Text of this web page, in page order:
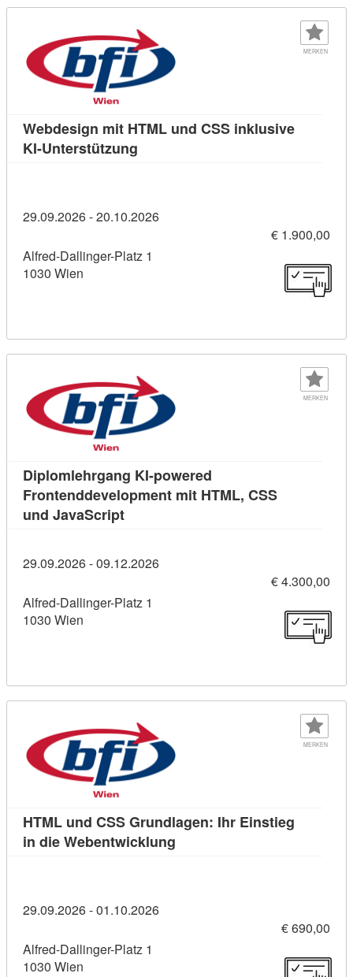
MERKEN
Webdesign mit HTML und CSS inklusive
KI-Unterstützung
29.09.2026 - 20.10.2026
€ 1.900,00
Alfred-Dallinger-Platz 1
1030 Wien
MERKEN
Diplomlehrgang KI-powered
Frontenddevelopment mit HTML, CSS
und JavaScriptKursdetail: Diplomlehrgang KI-
29.09.2026 - 09.12.2026
€ 4.300,00
Alfred-Dallinger-Platz 1
1030 Wien
MERKEN
HTML und CSS Grundlagen: Ihr Einstieg
in die Webentwicklung
29.09.2026 - 01.10.2026
€ 690,00
Alfred-Dallinger-Platz 1
1030 Wien